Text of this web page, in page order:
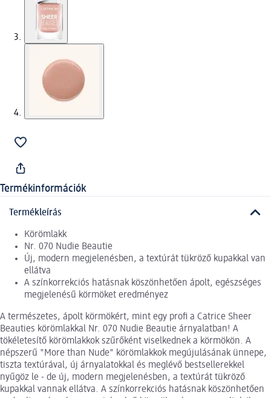
Termékinformációk
Termékleírás
Körömlakk
Nr. 070 Nudie Beautie
Új, modern megjelenésben, a textúrát tükröző kupakkal van
ellátva
A színkorrekciós hatásnak köszönhetően ápolt, egészséges
megjelenésű körmöket eredményez
A természetes, ápolt körmökért, mint egy profi a Catrice Sheer
Beauties körömlakkal Nr. 070 Nudie Beautie árnyalatban! A
tökéletesítő körömlakkok szűrőként viselkednek a körmökön. A
népszerű "More than Nude" körömlakkok megújulásának ünnepe,
tiszta textúrával, új árnyalatokkal és meglévő bestsellerekkel
nyűgöz le - de új, modern megjelenésben, a textúrát tükröző
kupakkal vannak ellátva. A színkorrekciós hatásnak köszönhetően